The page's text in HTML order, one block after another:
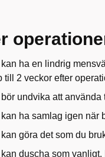
kan ha en lindrig
till 2 veckor efter
bör undvika att
kan ha samlag igen när
kan göra det som du
kan duscha som